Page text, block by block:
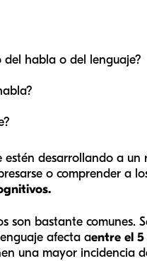
del habla o del lenguaje?
estén desarrollando a
o comprender a
son bastante comunes.
afecta aentre el 5
una mayor incidencia